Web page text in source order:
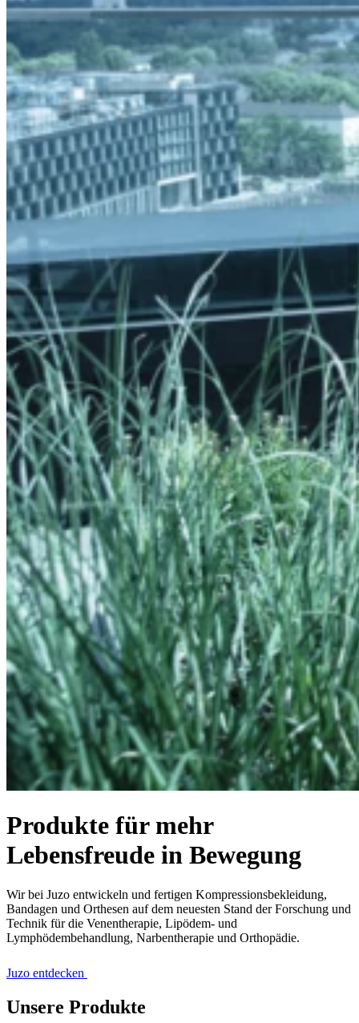
Produkte für mehr
Lebensfreude in Bewegung
Wir bei Juzo entwickeln und fertigen Kompressionsbekleidung,
Bandagen und Orthesen auf dem neuesten Stand der Forschung und
Technik für die Venentherapie, Lipödem- und
Lymphödembehandlung, Narbentherapie und Orthopädie.
Juzo entdecken
Unsere Produkte